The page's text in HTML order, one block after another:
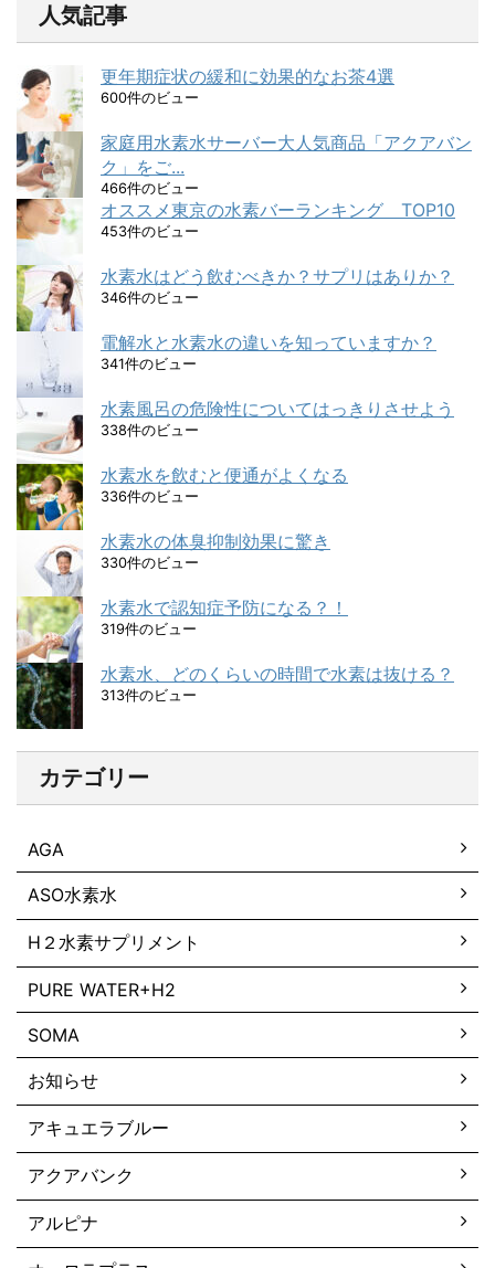
人気記事
更年期症状の緩和に効果的なお茶4選
600件のビュー
家庭用水素水サーバー大人気商品「アクアバン
ク」をご...
466件のビュー
オススメ東京の水素バーランキング TOP10
453件のビュー
水素水はどう飲むべきか？サプリはありか？
346件のビュー
電解水と水素水の違いを知っていますか？
341件のビュー
水素風呂の危険性についてはっきりさせよう
338件のビュー
水素水を飲むと便通がよくなる
336件のビュー
水素水の体臭抑制効果に驚き
330件のビュー
水素水で認知症予防になる？！
319件のビュー
水素水、どのくらいの時間で水素は抜ける？
313件のビュー
カテゴリー
AGA
ASO水素水
H２水素サプリメント
PURE WATER+H2
SOMA
お知らせ
アキュエラブルー
アクアバンク
アルピナ